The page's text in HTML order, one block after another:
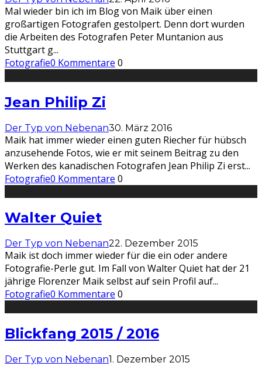
Mal wieder bin ich im Blog von Maik über einen
großartigen Fotografen gestolpert. Denn dort wurden
die Arbeiten des Fotografen Peter Muntanion aus
Stuttgart g...
Fotografie0 Kommentare 0
Jean Philip Zi
Der Typ von Nebenan30. März 2016
Maik hat immer wieder einen guten Riecher für hübsch
anzusehende Fotos, wie er mit seinem Beitrag zu den
Werken des kanadischen Fotografen Jean Philip Zi erst...
Fotografie0 Kommentare 0
Walter Quiet
Der Typ von Nebenan22. Dezember 2015
Maik ist doch immer wieder für die ein oder andere
Fotografie-Perle gut. Im Fall von Walter Quiet hat der 21
jährige Florenzer Maik selbst auf sein Profil auf...
Fotografie0 Kommentare 0
Blickfang 2015 / 2016
Der Typ von Nebenan1. Dezember 2015